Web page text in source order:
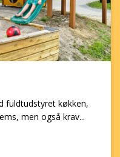
fuldtudstyret køkken,
men også krav...